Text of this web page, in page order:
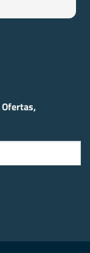
Ofertas,